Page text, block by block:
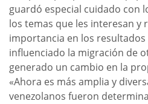
guardó especial cuidado con
los temas que les interesan y
importancia en los
influenciado la migración de
generado un cambio en la
«Ahora es más amplia y
venezolanos fueron